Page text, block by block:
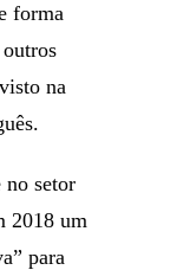
forma
na
no setor
2018 um
para